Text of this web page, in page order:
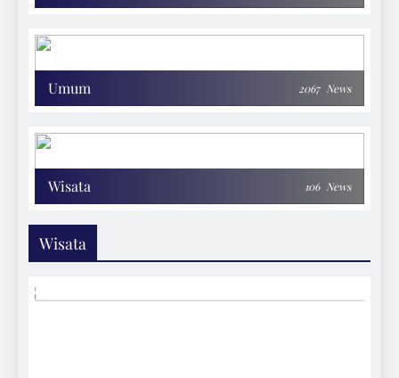
Umum 2067 News
Wisata 106 News
Wisata